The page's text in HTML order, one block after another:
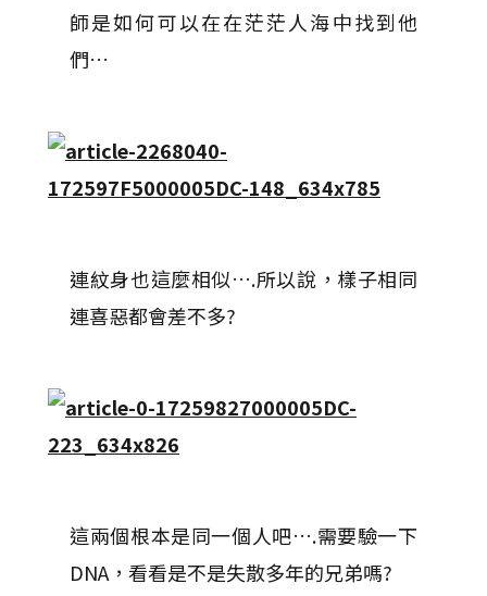
師是如何可以在在茫茫人海中找到他
們…
連紋身也這麼相似….所以說，樣子相同
連喜惡都會差不多?
這兩個根本是同一個人吧….需要驗一下
DNA，看看是不是失散多年的兄弟嗎?